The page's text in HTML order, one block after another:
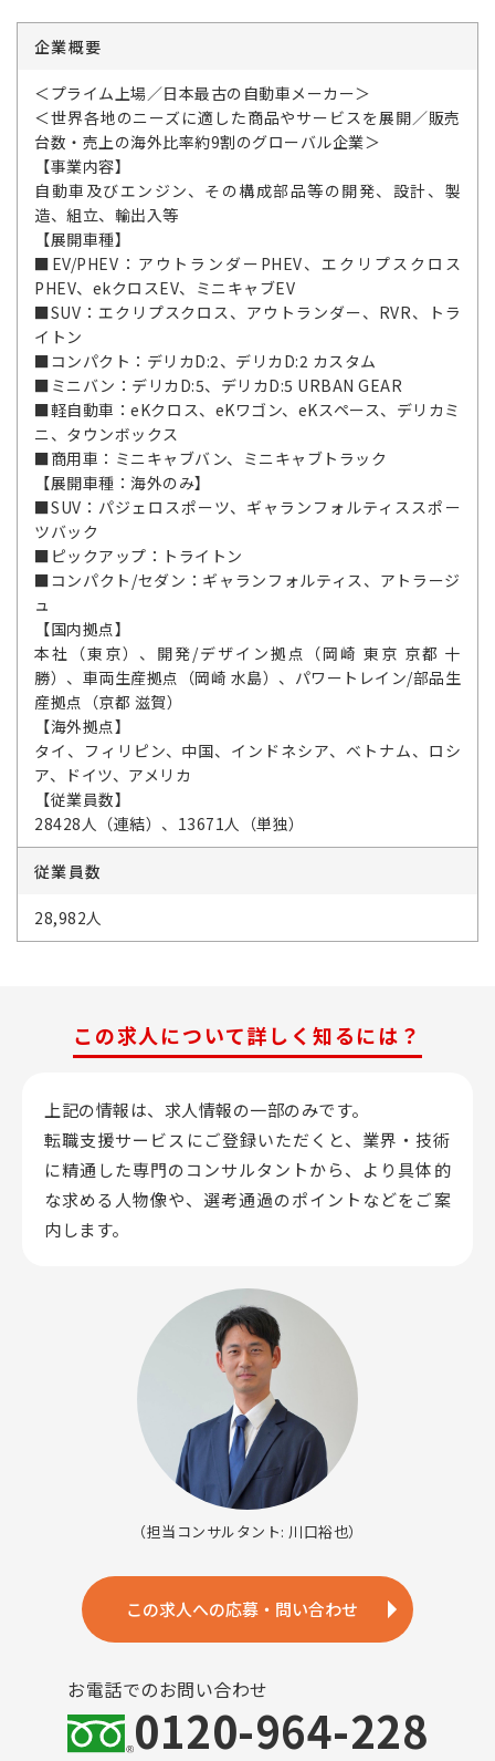
企業概要
＜プライム上場／日本最古の自動車メーカー＞
＜世界各地のニーズに適した商品やサービスを展開／販売
台数・売上の海外比率約9割のグローバル企業＞
【事業内容】
自動車及びエンジン、その構成部品等の開発、設計、製
造、組立、輸出入等
【展開車種】
■EV/PHEV：アウトランダーPHEV、エクリプスクロス
PHEV、ekクロスEV、ミニキャブEV
■SUV：エクリプスクロス、アウトランダー、RVR、トラ
イトン
■コンパクト：デリカD:2、デリカD:2 カスタム
■ミニバン：デリカD:5、デリカD:5 URBAN GEAR
■軽自動車：eKクロス、eKワゴン、eKスペース、デリカミ
ニ、タウンボックス
■商用車：ミニキャブバン、ミニキャブトラック
【展開車種：海外のみ】
■SUV：パジェロスポーツ、ギャランフォルティススポー
ツバック
■ピックアップ：トライトン
■コンパクト/セダン：ギャランフォルティス、アトラージ
ュ
【国内拠点】
本社（東京）、開発/デザイン拠点（岡崎 東京 京都 十
勝）、車両生産拠点（岡崎 水島）、パワートレイン/部品生
産拠点（京都 滋賀）
【海外拠点】
タイ、フィリピン、中国、インドネシア、ベトナム、ロシ
ア、ドイツ、アメリカ
【従業員数】
28428人（連結）、13671人（単独）
従業員数
28,982人
この求人について詳しく知るには？
上記の情報は、求人情報の一部のみです。
転職支援サービスにご登録いただくと、業界・技術
に精通した専門のコンサルタントから、 より具体的
な求める人物像や、選考通過のポイントなどをご案
内します。
（担当コンサルタント: 川口裕也）
この求人への応募・問い合わせ
お電話でのお問い合わせ
0120-964-228